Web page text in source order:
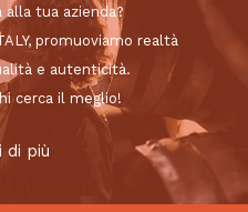
alla tua azienda?
promuoviamo realtà
e autenticità.
cerca il meglio!
di più